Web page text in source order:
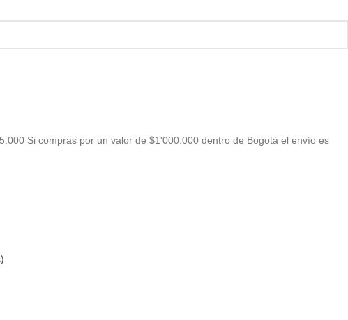
Si compras por un valor de $1'000.000 dentro de Bogotá el envío es